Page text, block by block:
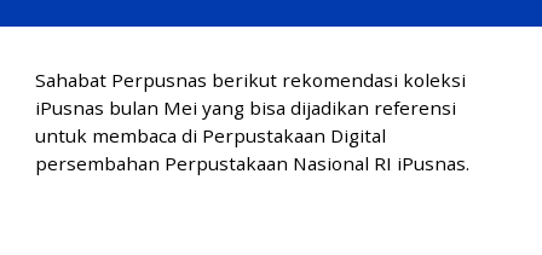
Sahabat Perpusnas berikut rekomendasi koleksi
iPusnas bulan Mei yang bisa dijadikan referensi
untuk membaca di Perpustakaan Digital
persembahan Perpustakaan Nasional RI iPusnas.